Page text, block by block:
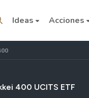
Ideas Acciones
400 UCITS ETF